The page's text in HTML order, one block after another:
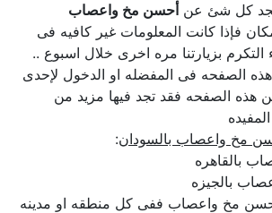
كل شئ عنأحسن مخ واعصاب
فإذا كانت المعلومات غير كافيه فى
بزيارتنا مره اخرى خلال اسبوع ..
الصفحه فى المفضله او الدخول لإحدى
الصفحه فقد تجد فيها مزيد من
مخ واعصاب بالسودان:
بالقاهره
بالجيزه
مخ واعصاب ففى كل منطقه او مدينه